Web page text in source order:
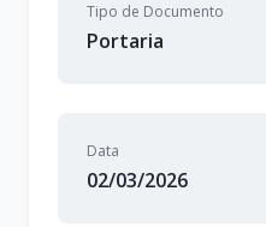
Tipo de Documento
Portaria
Data
02/03/2026